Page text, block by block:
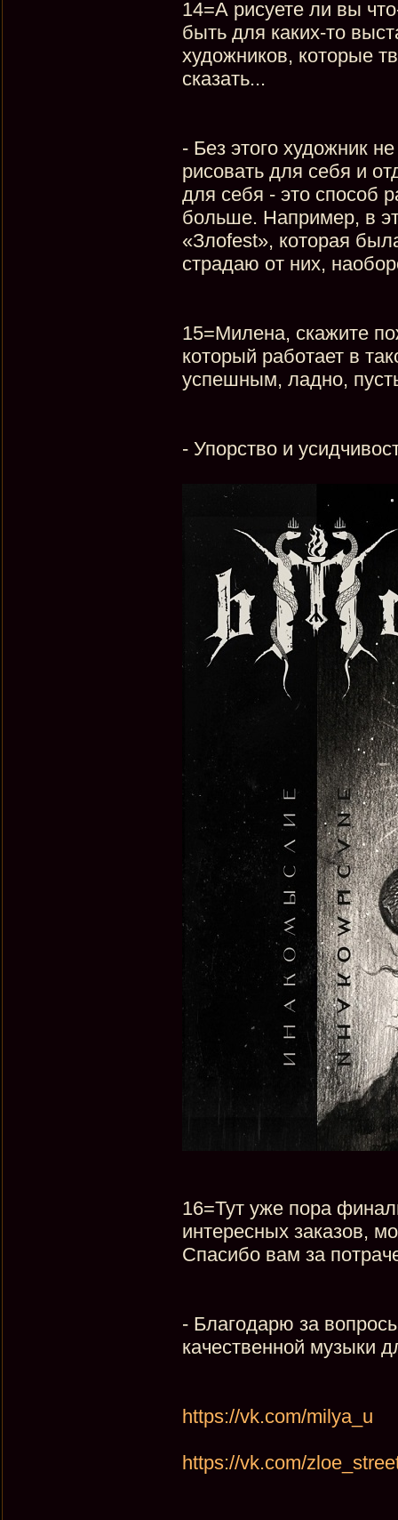
14=А рисуете ли вы
быть для каких-то
художников, которые
сказать...
- Без этого художник
рисовать для себя и
для себя - это способ
больше. Например, в
«Злоfest», которая
страдаю от них,
15=Милена, скажите
который работает в
успешным, ладно,
- Упорство и
16=Тут уже пора
интересных заказов,
Спасибо вам за
- Благодарю за
качественной музыки
https://vk.com/milya_u
https://vk.com/